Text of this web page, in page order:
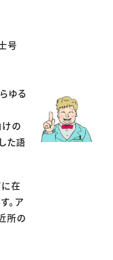
号
ゆる
けの
た語
在
。ア
所の